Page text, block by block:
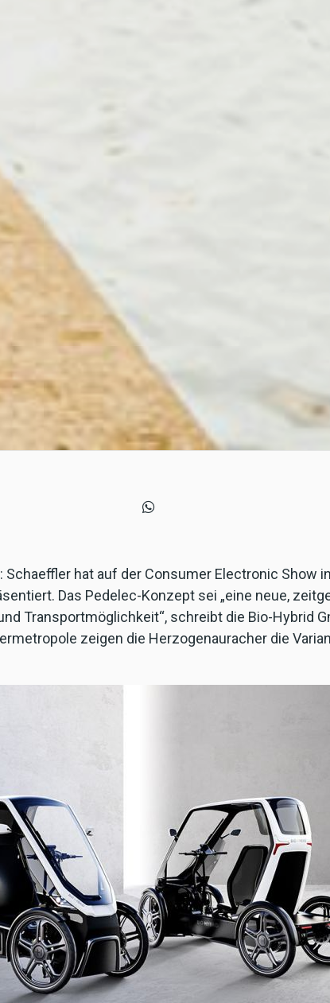
Schaeffler hat auf der Consumer Electronic Show
Das Pedelec-Konzept sei „eine neue,
Transportmöglichkeit“, schreibt die Bio-Hybrid
zeigen die Herzogenauracher die